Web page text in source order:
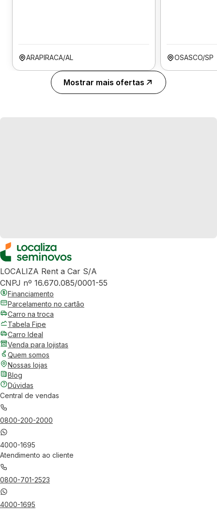
ARAPIRACA/AL OSASCO/SP
Mostrar mais ofertas
LOCALIZA Rent a Car S/A
CNPJ nº 16.670.085/0001-55
Financiamento
Parcelamento no cartão
Carro na troca
Tabela Fipe
Carro Ideal
Venda para lojistas
Quem somos
Nossas lojas
Blog
Dúvidas
Central de vendas
0800-200-2000
4000-1695
Atendimento ao cliente
0800-701-2523
4000-1695